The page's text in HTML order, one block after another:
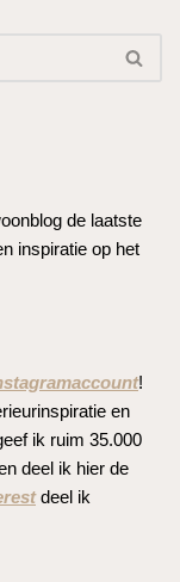
de laatste
inspiratie op het
!
en
ik ruim 35.000
deel ik hier de
deel ik